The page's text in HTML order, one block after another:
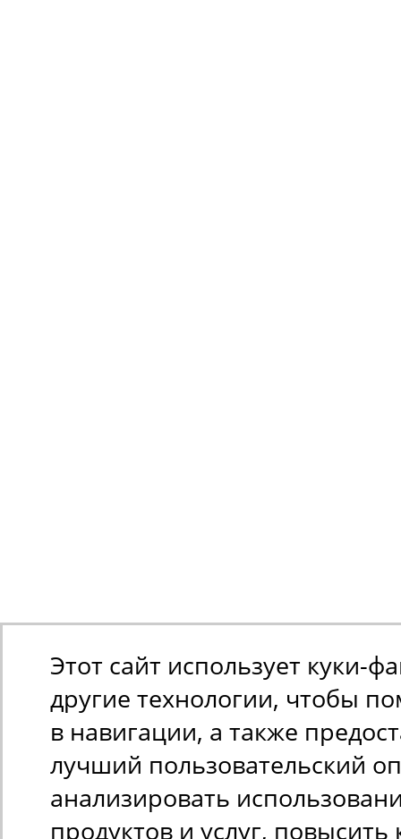
Этот сайт использует куки-
другие технологии, чтобы
в навигации, а также
лучший пользовательский
анализировать
продуктов и услуг, повысить